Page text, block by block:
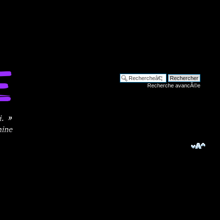
Recherche avancÃ©e